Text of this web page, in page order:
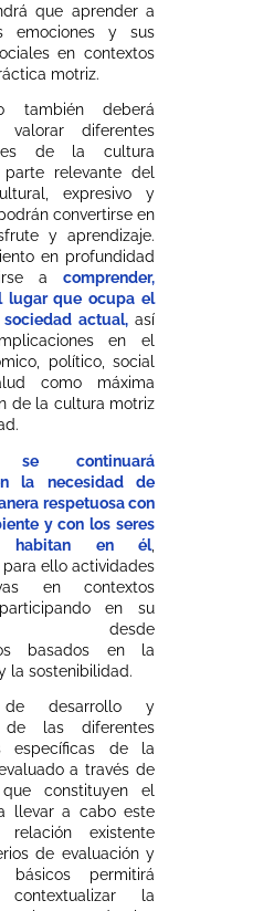
que aprender a
emociones y sus
en contextos
motriz.
también deberá
valorar diferentes
de la cultura
relevante del
expresivo y
convertirse en
y aprendizaje.
en profundidad
a comprender,
lugar que ocupa el
actual,así
en el
político, social
como máxima
de la cultura motriz
se continuará
la necesidad de
respetuosa con
y con los seres
habitan en él,
ello actividades
en contextos
en su
desde
basados en la
la sostenibilidad.
desarrollo y
de las diferentes
específicas de la
a través de
constituyen el
llevar a cabo este
relación existente
de evaluación y
básicos permitirá
la